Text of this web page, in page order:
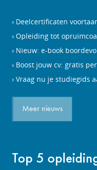
Deelcertificaten
Opleiding tot
Nieuw: e-book
Boost jouw cv: gratis
Vraag nu je studiegids
Meer nieuws
Top 5